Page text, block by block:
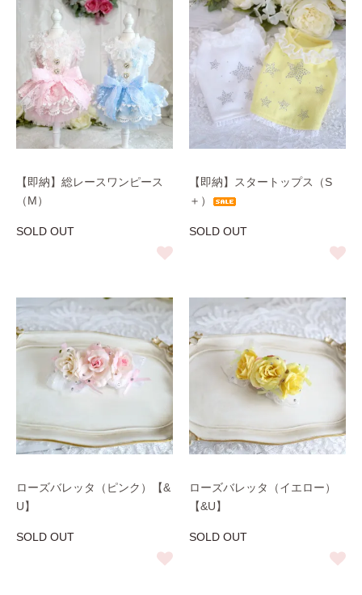
【即納】総レースワンピース
（M）
SOLD OUT
【即納】スタートップス（S
＋）
SOLD OUT
ローズバレッタ（ピンク）【&
U】
SOLD OUT
ローズバレッタ（イエロー）
【&U】
SOLD OUT